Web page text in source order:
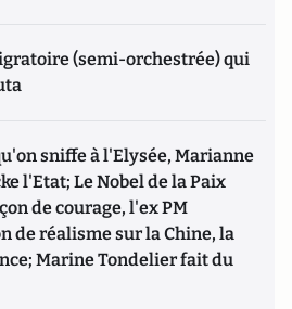
(semi-orchestrée) qui
sniffe à l'Elysée, Marianne
l'Etat; Le Nobel de la Paix
de courage, l'ex PM
de réalisme sur la Chine, la
Marine Tondelier fait du